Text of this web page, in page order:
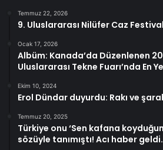
Temmuz 22, 2026
9. Uluslararası Nilüfer Caz
Ocak 17, 2026
Albüm: Kanada’da Düzenlenen
Uluslararası Tekne Fuarı’nda En
Ekim 10, 2024
Erol Dündar duyurdu: Rakı ve
Temmuz 20, 2025
Türkiye onu ‘Sen kafana
sözüyle tanımıştı! Acı haber